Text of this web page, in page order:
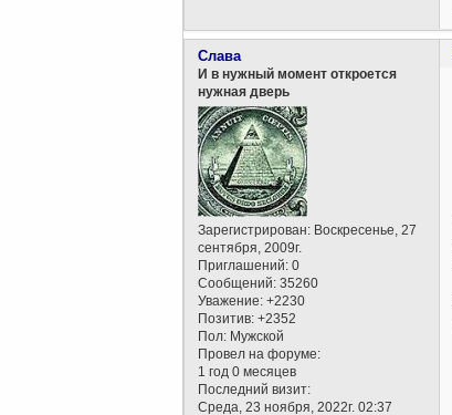
Слава
И в нужный момент откроется
нужная дверь
Зарегистрирован: Воскресенье, 27
сентября, 2009г.
Приглашений: 0
Сообщений: 35260
Уважение: +2230
Позитив: +2352
Пол: Мужской
Провел на форуме:
1 год 0 месяцев
Последний визит:
Среда, 23 ноября, 2022г. 02:37